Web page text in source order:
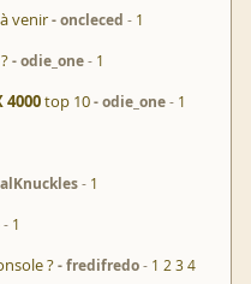
venir oncleced 1
odie_one 1
top 10 odie_one 1
1
1
? fredifredo 1 2 34